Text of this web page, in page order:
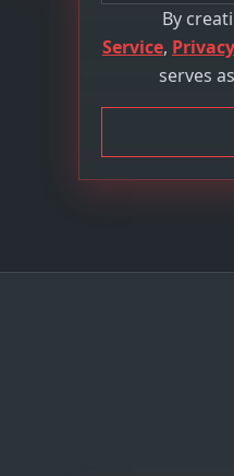
By
Service,
serves